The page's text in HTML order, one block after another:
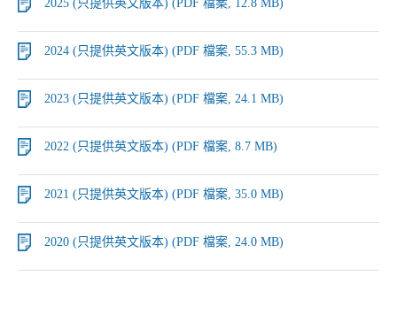
2025 (只提供英文版本) (PDF 檔案, 12.8 MB)
2024 (只提供英文版本) (PDF 檔案, 55.3 MB)
2023 (只提供英文版本) (PDF 檔案, 24.1 MB)
2022 (只提供英文版本) (PDF 檔案, 8.7 MB)
2021 (只提供英文版本) (PDF 檔案, 35.0 MB)
2020 (只提供英文版本) (PDF 檔案, 24.0 MB)